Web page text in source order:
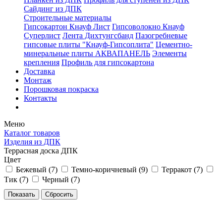
Сайдинг из ДПК
Строительные материалы
Гипсокартон Кнауф Лист Гипсоволокно Кнауф
Суперлист Лента Дихтунгсбанд Пазогребневые
гипсовые плиты "Кнауф-Гипсоплита" Цементно-
минеральные плиты АКВАПАНЕЛЬ Элементы
крепления Профиль для гипсокартона
Доставка
Монтаж
Порошковая покраска
Контакты
Меню
Каталог товаров
Изделия из ДПК
Террасная доска ДПК
Цвет
Бежевый (7) Темно-коричневый (9) Терракот (7)
Тик (7) Черный (7)